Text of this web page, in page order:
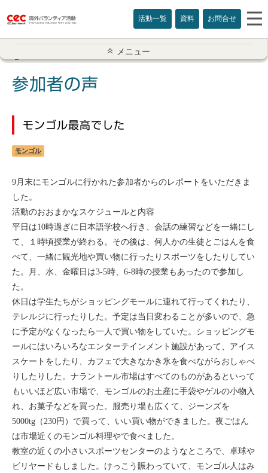
活動一覧 資料 お問合せ
アメリカ
カナダ
カンボジア
スリランカ
タイ
台湾
中国/海南島
ニュージーランド
ネパール
バリ
メニュー
参加者の声
モンゴル最高でした
モンゴル
9月末にモンゴルに行かれた参加者からのレポートをいただきま
した。
活動のおおまかなスケジュールと内容
平日は10時過ぎに日本語学校へ行き、会話の練習などを一緒にし
て、１時頃授業が終わる。その後は、何人かの生徒とごはんを食
べて、一緒に観光地や買い物に行ったりスポーツをしたりしてい
た。月、水、金曜日は3-5時、6-8時の授業もあったので参加し
た。
休日は学生たちがショッピングモールに連れて行ってくれたり、
テレルジに行ったりした。予定は当日変わることが多いので、急
に予定がなくなったら一人で買い物をしていた。ショッピングモ
ールにはいろいろなエンターテインメント施設があって、アイス
スケートをしたり、カフェで大きなかき氷を食べながらおしゃべ
りしたりした。ナラントール市場はすべてのものがあるといって
もいいほど広い市場で、モンゴルのお土産に手袋やゲルの小物入
れ、お菓子などを買った。服売り場も広くて、ジーンズを
5000tg（230円）で買って、いい買い物ができました。夜ごはん
は市場近くのモンゴル料理やで食べました。
教室の近くの小さいスポーツセンターのようなところで、卓球や
ビリヤードもしました。けっこう賑わっていて、モンゴル人はみ